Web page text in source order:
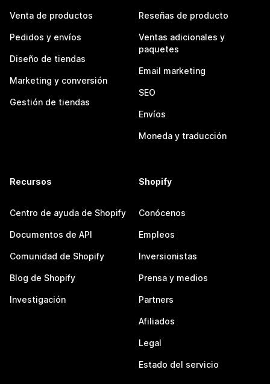
Venta de productos
Pedidos y envíos
Diseño de tiendas
Marketing y conversión
Gestión de tiendas
Reseñas de producto
Ventas adicionales y
paquetes
Email marketing
SEO
Envíos
Moneda y traducción
Recursos
Centro de ayuda de Shopify
Documentos de API
Comunidad de Shopify
Blog de Shopify
Investigación
Shopify
Conócenos
Empleos
Inversionistas
Prensa y medios
Partners
Afiliados
Legal
Estado del servicio